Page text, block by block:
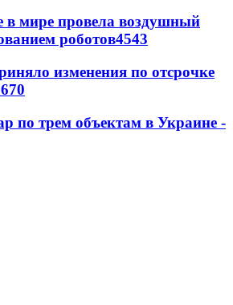
в мире провела воздушный
роботов4543
изменения по отсрочке
по трем объектам в Украине -